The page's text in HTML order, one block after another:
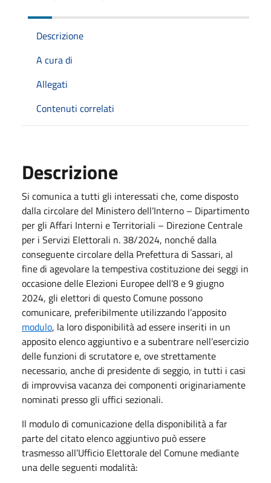
Descrizione
A cura di
Allegati
Contenuti correlati
Descrizione
Si comunica a tutti gli interessati che, come disposto
dalla circolare del Ministero dell’Interno – Dipartimento
per gli Affari Interni e Territoriali – Direzione Centrale
per i Servizi Elettorali n. 38/2024, nonché dalla
conseguente circolare della Prefettura di Sassari, al
fine di agevolare la tempestiva costituzione dei seggi in
occasione delle Elezioni Europee dell’8 e 9 giugno
2024, gli elettori di questo Comune possono
comunicare, preferibilmente utilizzando l’apposito
modulo, la loro disponibilità ad essere inseriti in un
apposito elenco aggiuntivo e a subentrare nell’esercizio
delle funzioni di scrutatore e, ove strettamente
necessario, anche di presidente di seggio, in tutti i casi
di improvvisa vacanza dei componenti originariamente
nominati presso gli uffici sezionali.
Il modulo di comunicazione della disponibilità a far
parte del citato elenco aggiuntivo può essere
trasmesso all’Ufficio Elettorale del Comune mediante
una delle seguenti modalità: